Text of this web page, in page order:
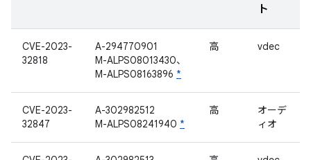
ト
CVE-2023-
32818
A-294770901
M-ALPS08013430、
M-ALPS08163896 *
高 vdec
CVE-2023-
32847
A-302982512
M-ALPS08241940 *
高
オーデ
ィオ